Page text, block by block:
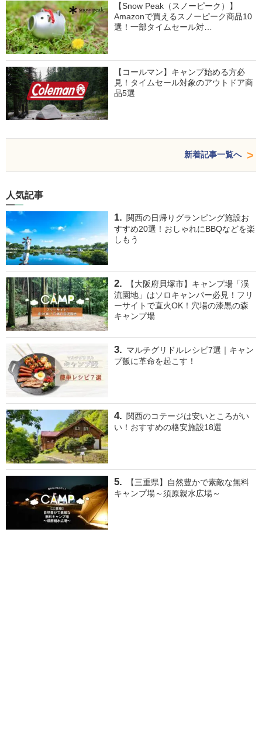
【Snow Peak（スノーピーク）】
Amazonで買えるスノーピーク商品10
選！一部タイムセール対…
【コールマン】キャンプ始める方必
見！タイムセール対象のアウトドア商
品5選
新着記事一覧へ
人気記事
関西の日帰りグランピング施設お
すすめ20選！おしゃれにBBQなどを楽
しもう
【大阪府貝塚市】キャンプ場「渓
流園地」はソロキャンパー必見！フリ
ーサイトで直火OK！穴場の漆黒の森
キャンプ場
マルチグリドルレシピ7選｜キャン
プ飯に革命を起こす！
関西のコテージは安いところがい
い！おすすめの格安施設18選
【三重県】自然豊かで素敵な無料
キャンプ場～須原親水広場～